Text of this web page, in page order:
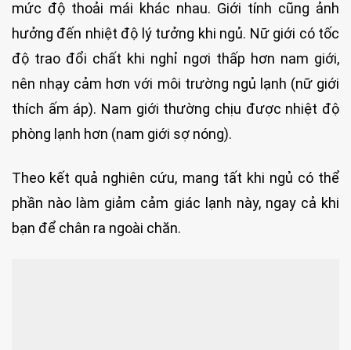
mức độ thoải mái khác nhau. Giới tính cũng ảnh
hưởng đến nhiệt độ lý tưởng khi ngủ. Nữ giới có tốc
độ trao đổi chất khi nghỉ ngơi thấp hơn nam giới,
nên nhạy cảm hơn với môi trường ngủ lạnh (nữ giới
thích ấm áp). Nam giới thường chịu được nhiệt độ
phòng lạnh hơn (nam giới sợ nóng).
Theo kết quả nghiên cứu, mang tất khi ngủ có thể
phần nào làm giảm cảm giác lạnh này, ngay cả khi
bạn để chân ra ngoài chăn.